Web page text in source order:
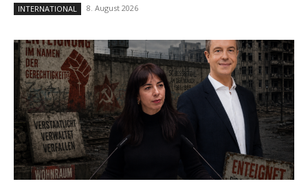
INTERNATIONAL 8. August 2026